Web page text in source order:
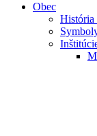
Obec
História